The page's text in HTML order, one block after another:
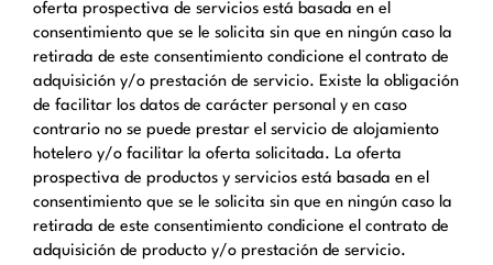
oferta prospectiva de servicios está basada en el
consentimiento que se le solicita sin que en ningún caso la
retirada de este consentimiento condicione el contrato de
adquisición y/o prestación de servicio. Existe la obligación
de facilitar los datos de carácter personal y en caso
contrario no se puede prestar el servicio de alojamiento
hotelero y/o facilitar la oferta solicitada. La oferta
prospectiva de productos y servicios está basada en el
consentimiento que se le solicita sin que en ningún caso la
retirada de este consentimiento condicione el contrato de
adquisición de producto y/o prestación de servicio.